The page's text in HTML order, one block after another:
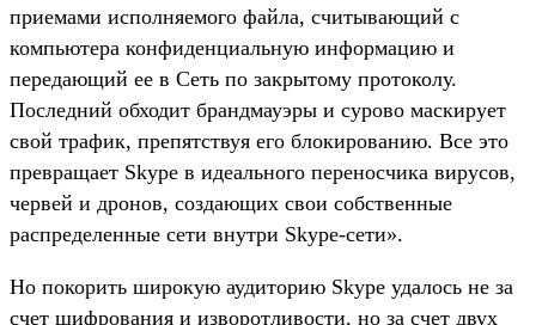
приемами исполняемого файла, считывающий с
компьютера конфиденциальную информацию и
передающий ее в Сеть по закрытому протоколу.
Последний обходит брандмауэры и сурово маскирует
свой трафик, препятствуя его блокированию. Все это
превращает Skype в идеального переносчика вирусов,
червей и дронов, создающих свои собственные
распределенные сети внутри Skype-сети».
Но покорить широкую аудиторию Skype удалось не за
счет шифрования и изворотливости, но за счет двух